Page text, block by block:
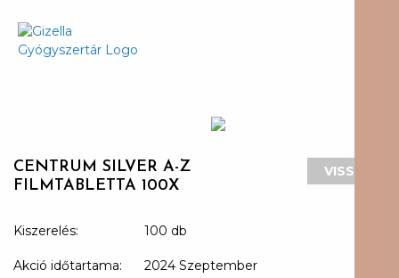
CENTRUM SILVER A-Z
FILMTABLETTA 100X
VISSZA
Kiszerelés: 100 db
Akció időtartama: 2024 Szeptember